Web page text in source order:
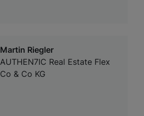
Martin Riegler
AUTHEN7IC Real Estate Flex
Co & Co KG